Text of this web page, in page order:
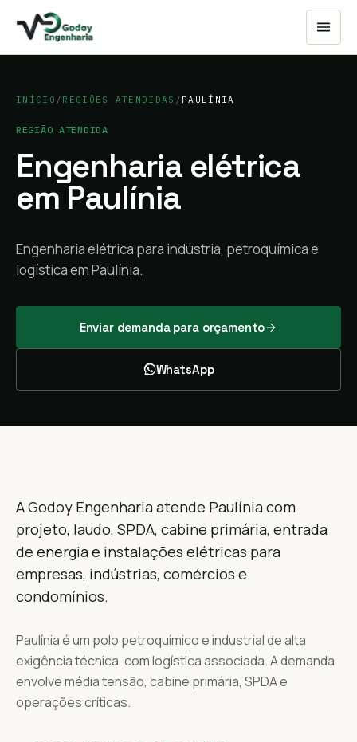
INÍCIO / REGIÕES ATENDIDAS / PAULÍNIA
REGIÃO ATENDIDA
Engenharia elétrica
emPaulínia
Engenharia elétrica para indústria, petroquímica e
logística em Paulínia.
Enviar demanda para orçamento
WhatsApp
A Godoy Engenharia atende Paulínia com
projeto, laudo, SPDA, cabine primária, entrada
de energia e instalações elétricas para
empresas, indústrias, comércios e
condomínios.
Paulínia é um polo petroquímico e industrial de alta
exigência técnica, com logística associada. A demanda
envolve média tensão, cabine primária, SPDA e
operações críticas.